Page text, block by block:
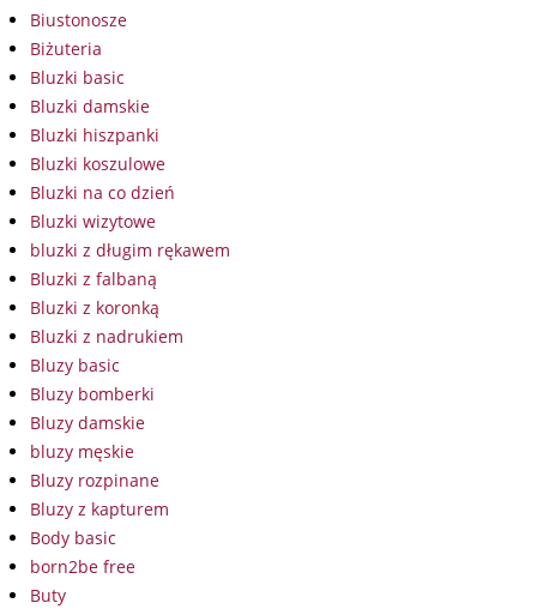
Biustonosze
Biżuteria
Bluzki basic
Bluzki damskie
Bluzki hiszpanki
Bluzki koszulowe
Bluzki na co dzień
Bluzki wizytowe
bluzki z długim rękawem
Bluzki z falbaną
Bluzki z koronką
Bluzki z nadrukiem
Bluzy basic
Bluzy bomberki
Bluzy damskie
bluzy męskie
Bluzy rozpinane
Bluzy z kapturem
Body basic
born2be free
Buty